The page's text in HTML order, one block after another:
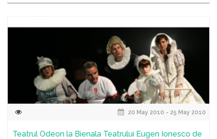
20 May 2010 - 25 May 2010
Teatrul Odeon la Bienala Teatrului Eugen Ionesco de